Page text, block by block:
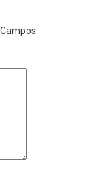
Campos